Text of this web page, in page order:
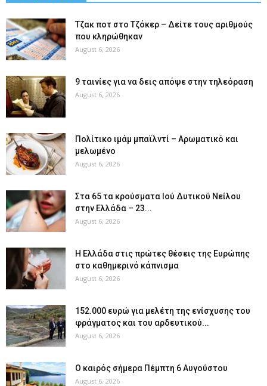
Tζακ ποτ στο Τζόκερ – Δείτε τους αριθμούς
που κληρώθηκαν
August 6, 2026
9 ταινίες για να δεις απόψε στην τηλεόραση
August 6, 2026
Πολίτικο ιμάμ μπαϊλντί – Αρωματικό και
μελωμένο
August 6, 2026
Στα 65 τα κρούσματα Ιού Δυτικού Νείλου
στην Ελλάδα – 23...
August 6, 2026
Η Ελλάδα στις πρώτες θέσεις της Ευρώπης
στο καθημερινό κάπνισμα
August 6, 2026
152.000 ευρώ για μελέτη της ενίσχυσης του
φράγματος και του αρδευτικού...
August 6, 2026
Ο καιρός σήμερα Πέμπτη 6 Αυγούστου
August 6, 2026